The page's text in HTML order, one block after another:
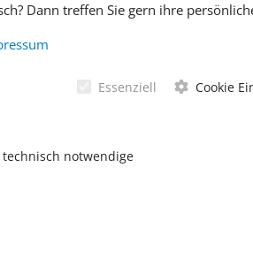
SOZIALE MEDIEN
Dann treffen Sie gern ihre
Essenziell Cookie
notwendige